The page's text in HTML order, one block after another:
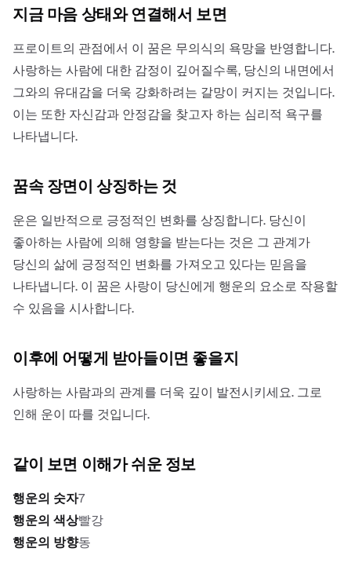
지금 마음 상태와 연결해서 보면
프로이트의 관점에서 이 꿈은 무의식의 욕망을 반영합니다.
사랑하는 사람에 대한 감정이 깊어질수록, 당신의 내면에서
그와의 유대감을 더욱 강화하려는 갈망이 커지는 것입니다.
이는 또한 자신감과 안정감을 찾고자 하는 심리적 욕구를
나타냅니다.
꿈속 장면이 상징하는 것
운은 일반적으로 긍정적인 변화를 상징합니다. 당신이
좋아하는 사람에 의해 영향을 받는다는 것은 그 관계가
당신의 삶에 긍정적인 변화를 가져오고 있다는 믿음을
나타냅니다. 이 꿈은 사랑이 당신에게 행운의 요소로 작용할
수 있음을 시사합니다.
이후에 어떻게 받아들이면 좋을지
사랑하는 사람과의 관계를 더욱 깊이 발전시키세요. 그로
인해 운이 따를 것입니다.
같이 보면 이해가 쉬운 정보
행운의 숫자7
행운의 색상빨강
행운의 방향동